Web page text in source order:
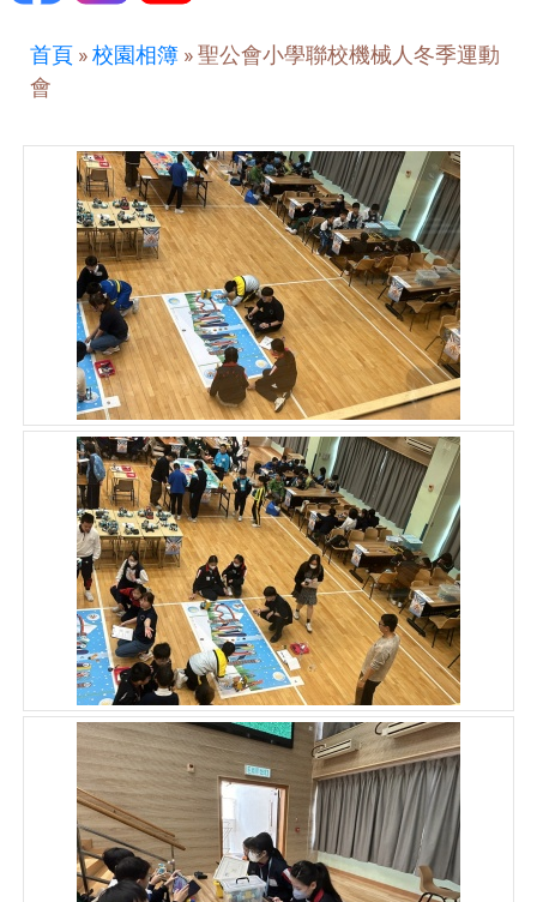
首頁 »校園相簿 »聖公會小學聯校機械人冬季運動
會